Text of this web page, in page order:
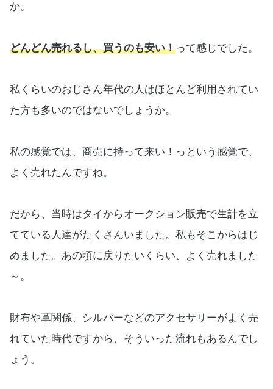
か。
どんどん売れるし、買うのも安い！って感じでした。
私くらいのおじさん年代の人はほとんど利用されてい
た方も多いのではないでしょうか。
私の感覚では、商売に持って来い！っという感覚で、
よく売れたんですね。
だから、当時はタイからオークション販売で生計を立
てている人達がたくさんいました。私もそこからはじ
めました。あの頃に戻りたいくらい、よく売れました
～。
財布や革関係、シルバーなどのアクセサリーがよく売
れていた時代ですから、そういった流れもあるんでし
ょう。